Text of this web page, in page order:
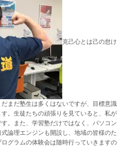
克己心とは己の怠け
まだ塾生は多くはないですが、目標意識
。生徒たちの頑張りを見ていると、私が
。また、学習塾だけではなく、パソコン
論理エンジンも開設し、地域の皆様のた
グラムの体験会は随時行っていきますの